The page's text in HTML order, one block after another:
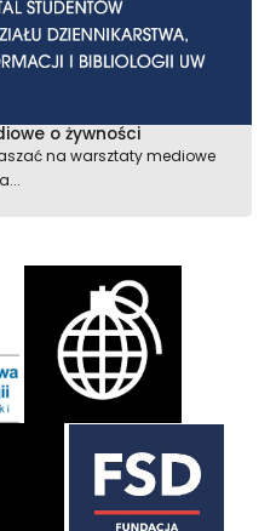
o żywności
na warsztaty mediowe